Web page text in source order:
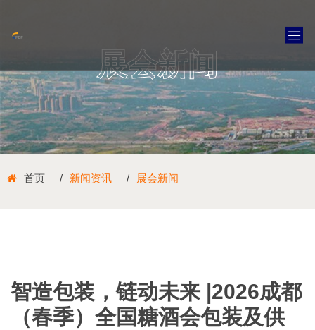
展会新闻
首页 新闻资讯 展会新闻
智造包装，链动未来 |2026成都
（春季）全国糖酒会包装及供